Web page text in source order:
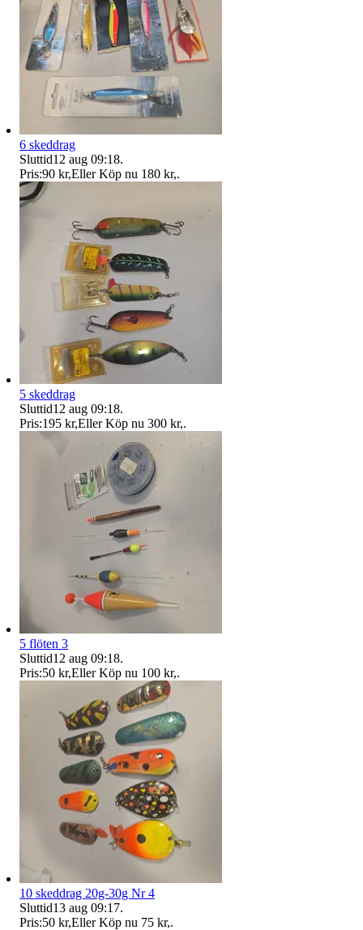
6 skeddrag
Sluttid12 aug 09:18.
Pris:90 kr,Eller Köp nu 180 kr,.
5 skeddrag
Sluttid12 aug 09:18.
Pris:195 kr,Eller Köp nu 300 kr,.
5 flöten 3
Sluttid12 aug 09:18.
Pris:50 kr,Eller Köp nu 100 kr,.
10 skeddrag 20g-30g Nr 4
Sluttid13 aug 09:17.
Pris:50 kr,Eller Köp nu 75 kr,.